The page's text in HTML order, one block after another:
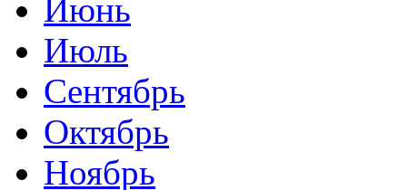
Июнь
Июль
Сентябрь
Октябрь
Ноябрь